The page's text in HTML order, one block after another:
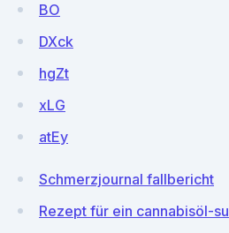
BO
DXck
hgZt
xLG
atEy
Schmerzjournal fallbericht
Rezept für ein cannabisöl-